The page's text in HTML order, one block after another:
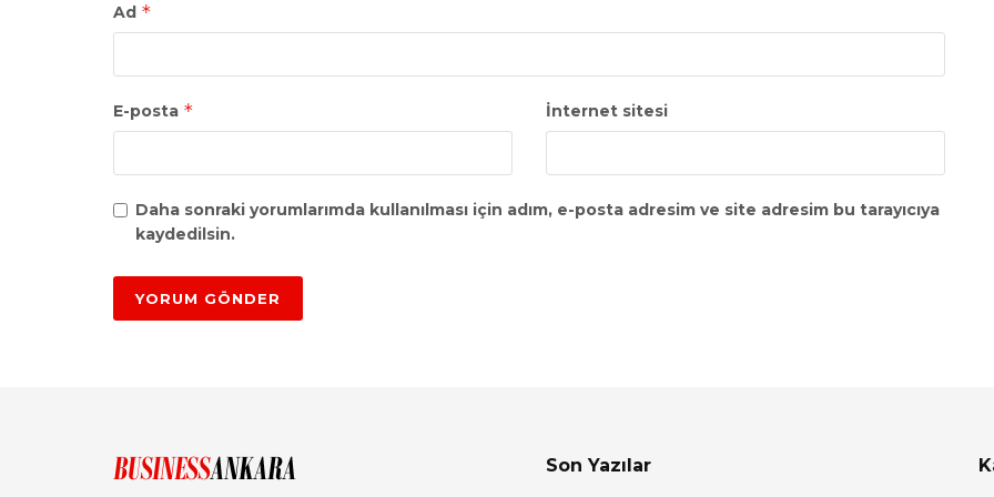
Ad *
E-posta * İnternet sitesi
Daha sonraki yorumlarımda kullanılması için adım, e-posta adresim ve site adresim bu tarayıcıya
kaydedilsin.
Son Yazılar